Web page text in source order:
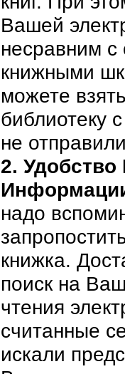
Вашей
несравним
книжными
можете
библиотеку
не
2. Удобство
надо
книжка.
поиск на
чтения
считанные
искали